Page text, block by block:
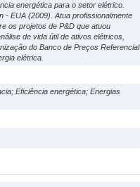
energética para o setor elétrico.
- EUA (2009). Atua profissionalmente
os projetos de P&D que atuou
de vida útil de ativos elétricos,
do Banco de Preços Referencial
elétrica.
Eficiência energética; Energias